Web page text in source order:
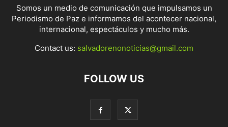
Somos un medio de comunicación que impulsamos un
Periodismo de Paz e informamos del acontecer nacional,
internacional, espectáculos y mucho más.
Contact us: salvadorenonoticias@gmail.com
FOLLOW US